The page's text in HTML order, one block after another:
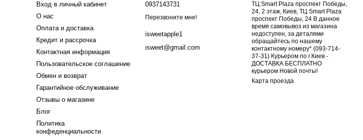
Вход в личный кабинет
О нас
Оплата и доставка
Кредит и рассрочка
Контактная информация
Пользовательское соглашение
Обмен и возврат
Гарантийное обслуживание
Отзывы о магазине
Блог
Политика
конфеденциальности
0937143731
Перезвоните мне!
isweetapple1
isweet@gmail.com
ТЦ Smart Plaza проспект Победы,
24, 2 этаж, Киев, ТЦ Smart Plaza
проспект Победы, 24 В данное
время самовывоз из магазина
недоступен, за деталями
обращайтесь по нашему
контактному номеру* (093-714-
37-31) Курьером по г.Киев -
ДОСТАВКА БЕСПЛАТНО
курьером Новой почты!
Карта проезда